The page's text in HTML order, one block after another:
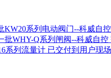
已交付到用户现